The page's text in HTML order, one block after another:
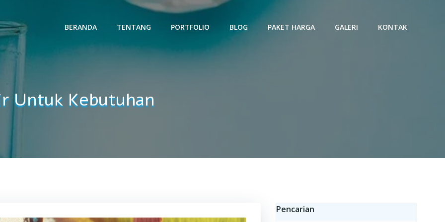
BERANDA TENTANG PORTFOLIO BLOG PAKET HARGA GALERI KONTAK
Untuk Kebutuhan
Pencarian